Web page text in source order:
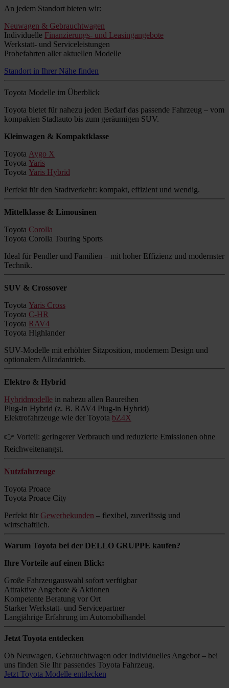
An jedem Standort bieten wir:
Neuwagen & Gebrauchtwagen
Individuelle Finanzierungs- und Leasingangebote
Werkstatt- und Serviceleistungen
Probefahrten aller aktuellen Modelle
Standort in Ihrer Nähe finden
Toyota Modelle im Überblick
Toyota bietet für nahezu jeden Bedarf das passende Fahrzeug – vom
kompakten Stadtauto bis zum geräumigen SUV.
Kleinwagen & Kompaktklasse
Toyota Aygo X
Toyota Yaris
Toyota Yaris Hybrid
Perfekt für den Stadtverkehr: kompakt, effizient und wendig.
Mittelklasse & Limousinen
Toyota Corolla
Toyota Corolla Touring Sports
Ideal für Pendler und Familien – mit hoher Effizienz und modernster
Technik.
SUV & Crossover
Toyota Yaris Cross
Toyota C-HR
Toyota RAV4
Toyota Highlander
SUV-Modelle mit erhöhter Sitzposition, modernem Design und
optionalem Allradantrieb.
Elektro & Hybrid
Hybridmodelle in nahezu allen Baureihen
Plug-in Hybrid (z. B. RAV4 Plug-in Hybrid)
Elektrofahrzeuge wie der Toyota bZ4X
👉 Vorteil: geringerer Verbrauch und reduzierte Emissionen ohne
Reichweitenangst.
Nutzfahrzeuge
Toyota Proace
Toyota Proace City
Perfekt für Gewerbekunden – flexibel, zuverlässig und
wirtschaftlich.
Warum Toyota bei der DELLO GRUPPE kaufen?
Ihre Vorteile auf einen Blick:
Große Fahrzeugauswahl sofort verfügbar
Attraktive Angebote & Aktionen
Kompetente Beratung vor Ort
Starker Werkstatt- und Servicepartner
Langjährige Erfahrung im Automobilhandel
Jetzt Toyota entdecken
Ob Neuwagen, Gebrauchtwagen oder individuelles Angebot – bei
uns finden Sie Ihr passendes Toyota Fahrzeug.
Jetzt Toyota Modelle entdecken